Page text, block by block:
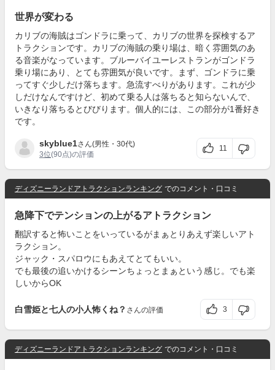
世界が変わる
カリブの海賊はゴンドラに乗って、カリブの世界を探検するア
トラクションです。カリブの海賊の乗り場は、暗く雰囲気のあ
る音楽がなっています。ブルーバイユーレストランがゴンドラ
乗り場にあり、とても雰囲気が良いです。まず、ゴンドラに乗
ってすぐ少しだけ落ちます。急流すべりがあります。これが少
しだけなんですけど、初めて乗る人は落ちると知らないんで、
いきなり落ちるとびびります。個人的には、この部分が1番好き
です。
skyblue1さん(男性・30代)
3位(90点)の評価
11
ディズニーランドアトラクションランキング でのコメント・口コミ
急降下でテンションの上がるアトラクション
翻訳すると怖いことをいっているがまぁとりあえず楽しいアト
ラクション。
ジャック・スパロウにもあえてとてもいい。
でも最後の追いかけるシーンちょっとまぁという感じ。でも楽
しいからOK
白雪姫と七人の小人怖くね？ さんの評価 3
ディズニーランドアトラクションランキング でのコメント・口コミ